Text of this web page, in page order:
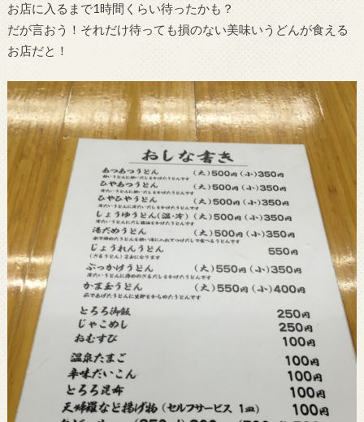
お店に入るまで1時間くらい待ったかも？
だが言おう！それだけ待っても損のない美味いうどんが食える
お店だと！